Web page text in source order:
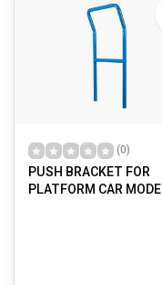
(0)
PUSH BRACKET FOR
PLATFORM CAR